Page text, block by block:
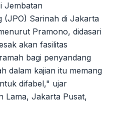
Jembatan
(JPO) Sarinah di Jakarta
Pramono, didasari
akan fasilitas
bagi penyandang
dalam kajian itu memang
difabel," ujar
Lama, Jakarta Pusat,